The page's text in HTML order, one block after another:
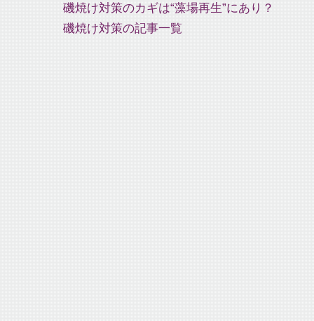
磯焼け対策のカギは“藻場再生”にあり？
磯焼け対策の記事一覧